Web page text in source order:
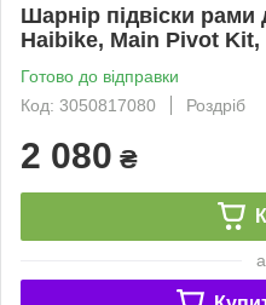
Шарнір підвіски
Haibike, Main Pivot Kit,
Готово до відправки
Код: 3050817080
Роздріб
2 080 ₴